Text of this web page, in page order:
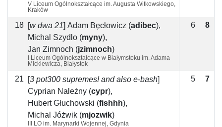
V Liceum Ogólnokształcące im. Augusta Witkowskiego,
Kraków
18 [w dwa 21] Adam Bęcłowicz (adibec),
Michal Szydlo (myny),
Jan Zimnoch (jzimnoch)
I Liceum Ogólnokształcące w Białymstoku im. Adama
Mickiewicza, Białystok
6 8
21 [3 pot300 supremes! and also e-bash]
Cyprian Należny (cypr),
Hubert Głuchowski (fishhh),
Michal Jóżwik (mjozwik)
III LO im. Marynarki Wojennej, Gdynia
5 7